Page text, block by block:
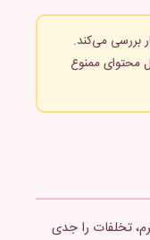
بررسی می‌کند.
محتوای ممنوع
تخلفات را جدی